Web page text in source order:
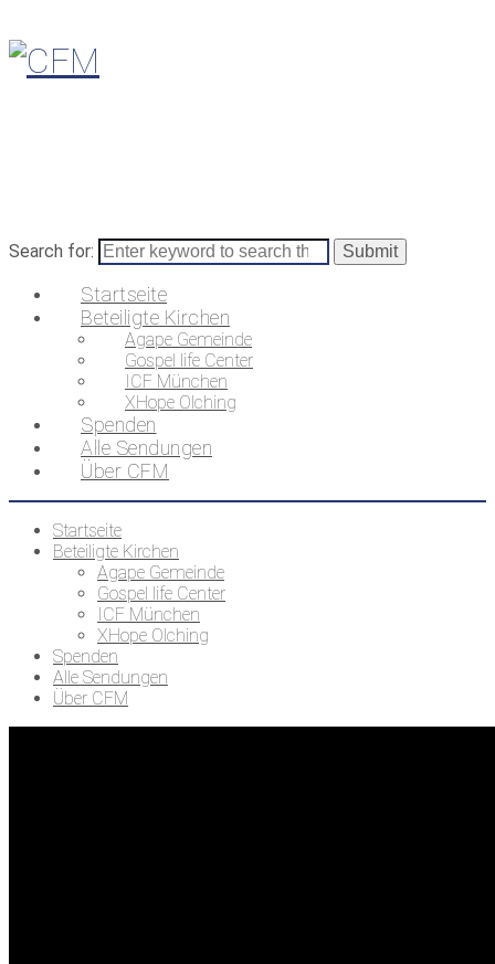
Search for:
Startseite
Beteiligte Kirchen
Agape Gemeinde
Gospel life Center
ICF München
XHope Olching
Spenden
Alle Sendungen
Über CFM
Startseite
Beteiligte Kirchen
Agape Gemeinde
Gospel life Center
ICF München
XHope Olching
Spenden
Alle Sendungen
Über CFM